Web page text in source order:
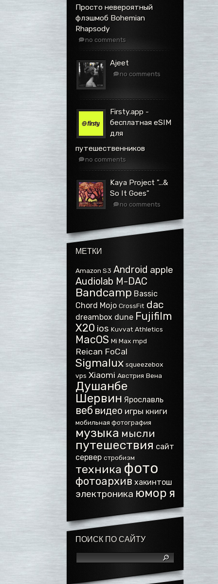
Просто невероятный
флэшмоб Bohemian
Rhapsody
no comments
Ajeet
no comments
Firsty.app -
бесплатная eSIM
для
путешественников
no comments
Kaya Project ".​.​.​&
So It Goes"
no comments
МЕТКИ
Amazon S3 Android apple
Audiolab M-DAC
Bandcamp Bassic
Chord Mojo CrossFit dac
dreambox dune Fujifilm
X20 ios Kuvvat Athletics
MacOS Mi Max mpd
Reican FoCal
Sigmalux squeezebox
vps Xiaomi Австрия Вена
Душанбе
Шервин Ярославль
веб видео игры книги
мобильная фотография
музыка мысли
путешествия сайт
сервер стробизм
техника фото
фотоархив хакинтош
электроника юмор я
ПОИСК ПО САЙТУ